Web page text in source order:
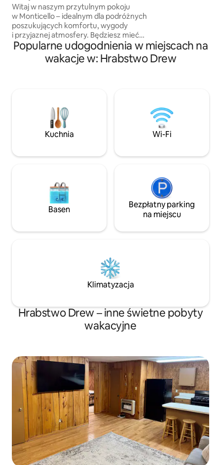
Witaj w naszym przytulnym pokoju
w Monticello – idealnym dla podróżnych
poszukujących komfortu, wygody
i przyjaznej atmosfery. Będziesz mieć
własne wejście, wygodne łóżko, dostęp
do prywatnej łazienki z toaletą i wspólne
patio na zewnątrz. Dom znajduje się
cieszyć się komfortowym pobytem.
Niezależnie od tego, czy jesteś tu
służbowo, dla przyjemności, czy na
krótki postój, chętnie Cię ugościmy!
Popularne udogodnienia w miejscach na
wakacje w: Hrabstwo Drew
Kuchnia Wi-Fi
Basen
Bezpłatny parking
na miejscu
Klimatyzacja
Hrabstwo Drew – inne świetne pobyty
wakacyjne